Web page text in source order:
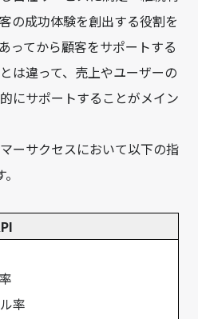
の成功体験を創出する役割を
ってから顧客をサポートする
は違って、売上やユーザーの
にサポートすることがメイン
ーサクセスにおいて以下の指
率